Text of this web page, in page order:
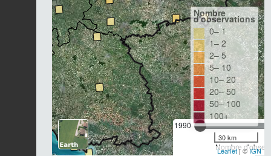
1990
Nombre
Nombre
d'observations
0– 1
1– 2
2– 5
5– 10
10– 20
20– 50
50– 100
100+
30 km
Leaflet| ©IGN